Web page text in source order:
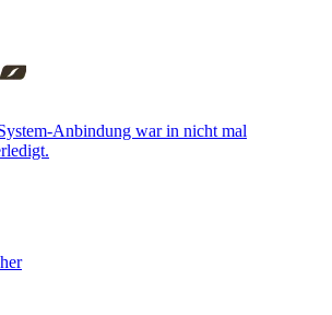
Anbindung war in nicht mal